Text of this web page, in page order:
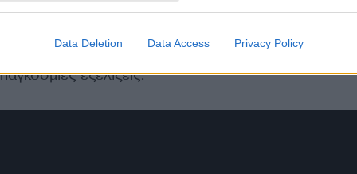
Data Deletion Data Access Privacy Policy
και οι ιδέες τους, είναι δυστυχώς ακόμα πιο
στην κοινωνία. Αναλαμβάνουν και τη διακυβέρνηση
Ατλαντικού. Η επανεκλογή του Προέδρου Τραμπ
εξελίξεις.